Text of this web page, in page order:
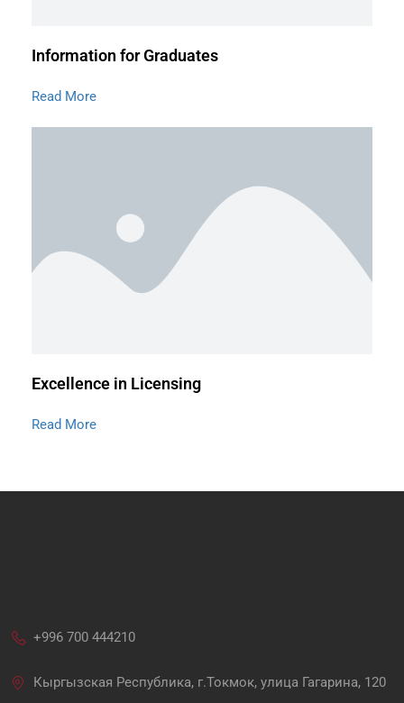
Information for Graduates
Read More
Excellence in Licensing
Read More
+996 700 444210
Кыргызская Республика, г.Токмок, улица Гагарина, 120